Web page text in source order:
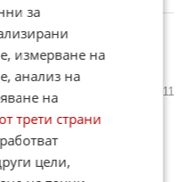
подхвана
гейт“ от КПКОНПИ
до ВКС
5 011
за
измерване на
анализ на
на
трети страни
цели,